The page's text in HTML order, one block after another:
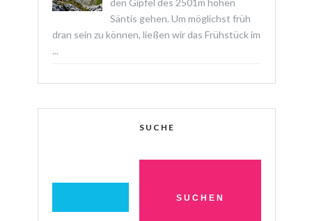
den Gipfel des 2501m hohen
Säntis gehen. Um möglichst früh
dran sein zu können, ließen wir das Frühstück im
...
SUCHE